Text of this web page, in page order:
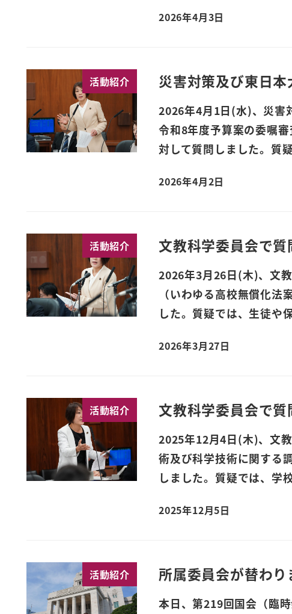
2026年4月3日
活動紹介 災害対策及び東日
2026年4月1日(水)、災害
令和8年度予算案の委嘱
対して質問しました。質
2026年4月2日
活動紹介 文教科学委員会で質
2026年3月26日(木)、文
（いわゆる高校無償化
した。質疑では、生徒や
2026年3月27日
活動紹介 文教科学委員会で質
2025年12月4日(木)、文
術及び科学技術に関する
しました。質疑では、学
2025年12月5日
活動紹介 所属委員会が替わり
本日、第219回国会（臨